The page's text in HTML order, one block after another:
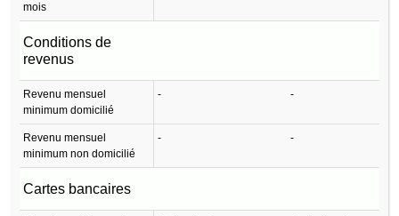
mois
Conditions de
revenus
Revenu mensuel
minimum domicilié
- -
Revenu mensuel
minimum non domicilié
- -
Cartes bancaires